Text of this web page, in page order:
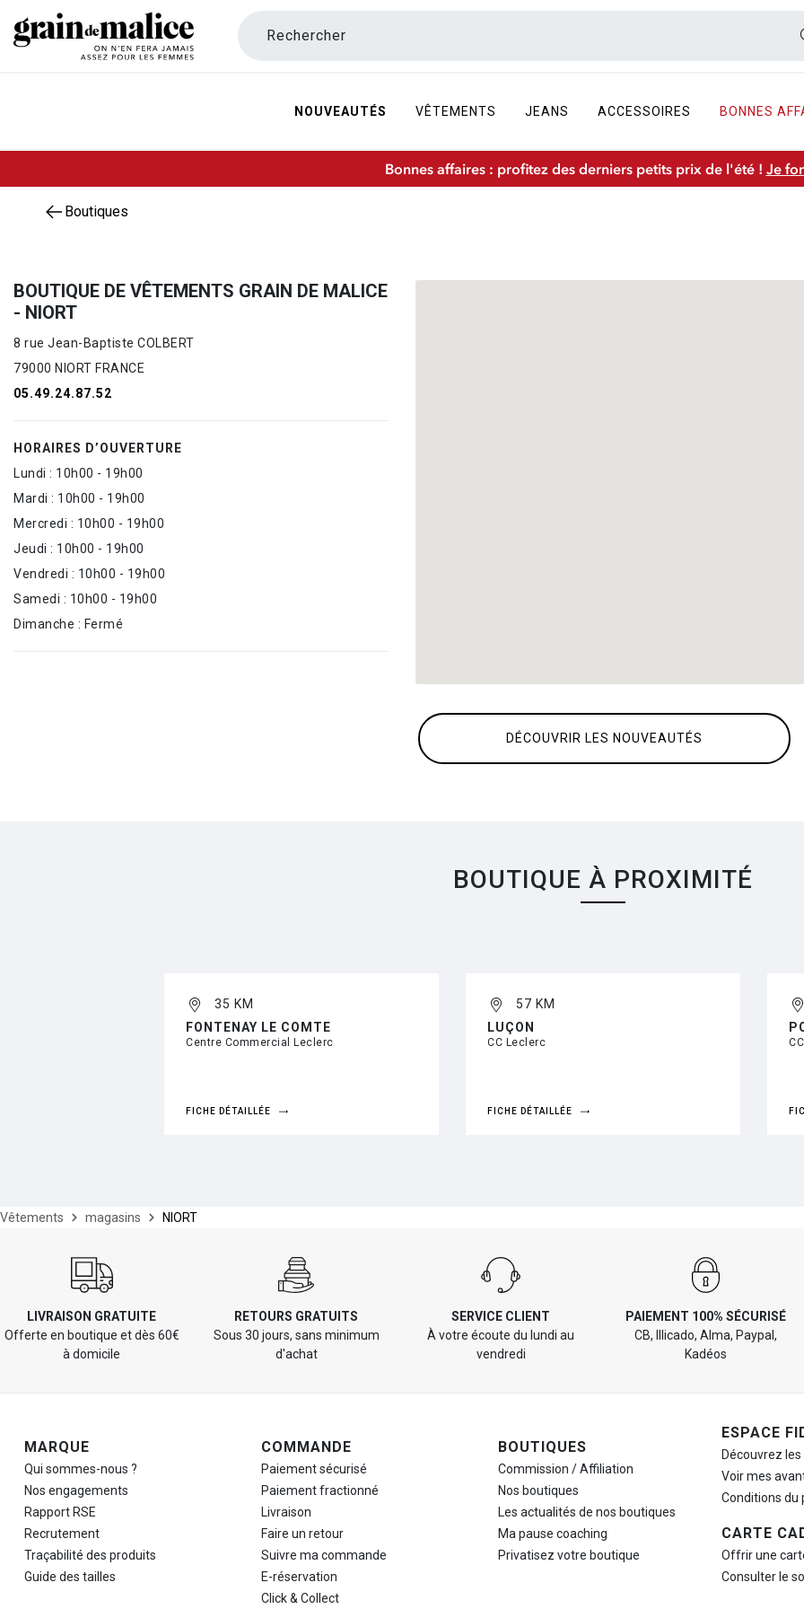
Rechercher
NOUVEAUTÉS VÊTEMENTS JEANS ACCESSOIRES BONNES
Bonnes affaires : profitez des derniers petits prix de l'été ! Je
Boutiques
BOUTIQUE DE VÊTEMENTS GRAIN DE MALICE
- NIORT
8 rue Jean-Baptiste COLBERT
79000 NIORT FRANCE
05.49.24.87.52
HORAIRES D’OUVERTURE
Lundi : 10h00 - 19h00
Mardi : 10h00 - 19h00
Mercredi : 10h00 - 19h00
Jeudi : 10h00 - 19h00
Vendredi : 10h00 - 19h00
Samedi : 10h00 - 19h00
Dimanche : Fermé
DÉCOUVRIR LES NOUVEAUTÉS
BOUTIQUE À PROXIMITÉ
35 KM
FONTENAY LE COMTE
Centre Commercial Leclerc
FICHE DÉTAILLÉE
57 KM
LUÇON
CC Leclerc
FICHE DÉTAILLÉE
Vêtements magasins NIORT
LIVRAISON GRATUITE
Offerte en boutique et dès 60€
à domicile
RETOURS GRATUITS
Sous 30 jours, sans minimum
d'achat
SERVICE CLIENT
À votre écoute du lundi au
vendredi
PAIEMENT 100% SÉCURISÉ
CB, Illicado, Alma, Paypal,
Kadéos
Navigation de pied de page
MARQUE
Qui sommes-nous ?
Nos engagements
Rapport RSE
Recrutement
Traçabilité des produits
Guide des tailles
COMMANDE
Paiement sécurisé
Paiement fractionné
Livraison
Faire un retour
Suivre ma commande
E-réservation
Click & Collect
BOUTIQUES
Commission / Affiliation
Nos boutiques
Les actualités de nos boutiques
Ma pause coaching
Privatisez votre boutique
ESPACE
Découvrez
Voir mes
Conditions du
CARTE
Offrir une
Consulter le